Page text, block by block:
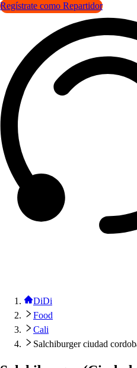
Regístrate como Repartidor
DiDi
Food
Cali
Salchiburger ciudad